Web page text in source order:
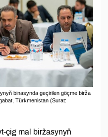
binasynda geçirilen göçme birža
Türkmenistan (Surat:
çig mal biržasynyň